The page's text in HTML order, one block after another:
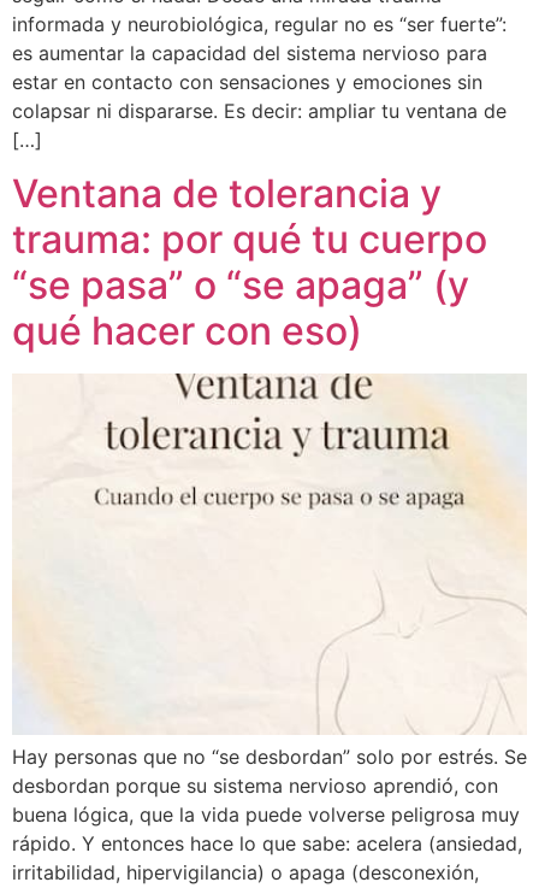
informada y neurobiológica, regular no es “ser fuerte”:
es aumentar la capacidad del sistema nervioso para
estar en contacto con sensaciones y emociones sin
colapsar ni dispararse. Es decir: ampliar tu ventana de
[…]
Ventana de tolerancia y
trauma: por qué tu cuerpo
“se pasa” o “se apaga” (y
qué hacer con eso)
Hay personas que no “se desbordan” solo por estrés. Se
desbordan porque su sistema nervioso aprendió, con
buena lógica, que la vida puede volverse peligrosa muy
rápido. Y entonces hace lo que sabe: acelera (ansiedad,
irritabilidad, hipervigilancia) o apaga (desconexión,